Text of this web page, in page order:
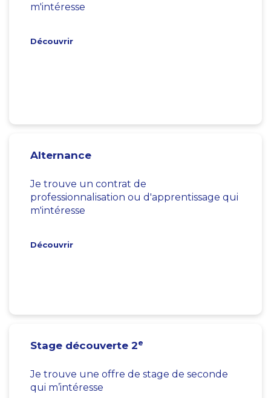
m'intéresse
Découvrir
Alternance
Je trouve un contrat de
professionnalisation ou d'apprentissage qui
m'intéresse
Découvrir
Stage découverte 2e
Je trouve une offre de stage de seconde
qui m’intéresse